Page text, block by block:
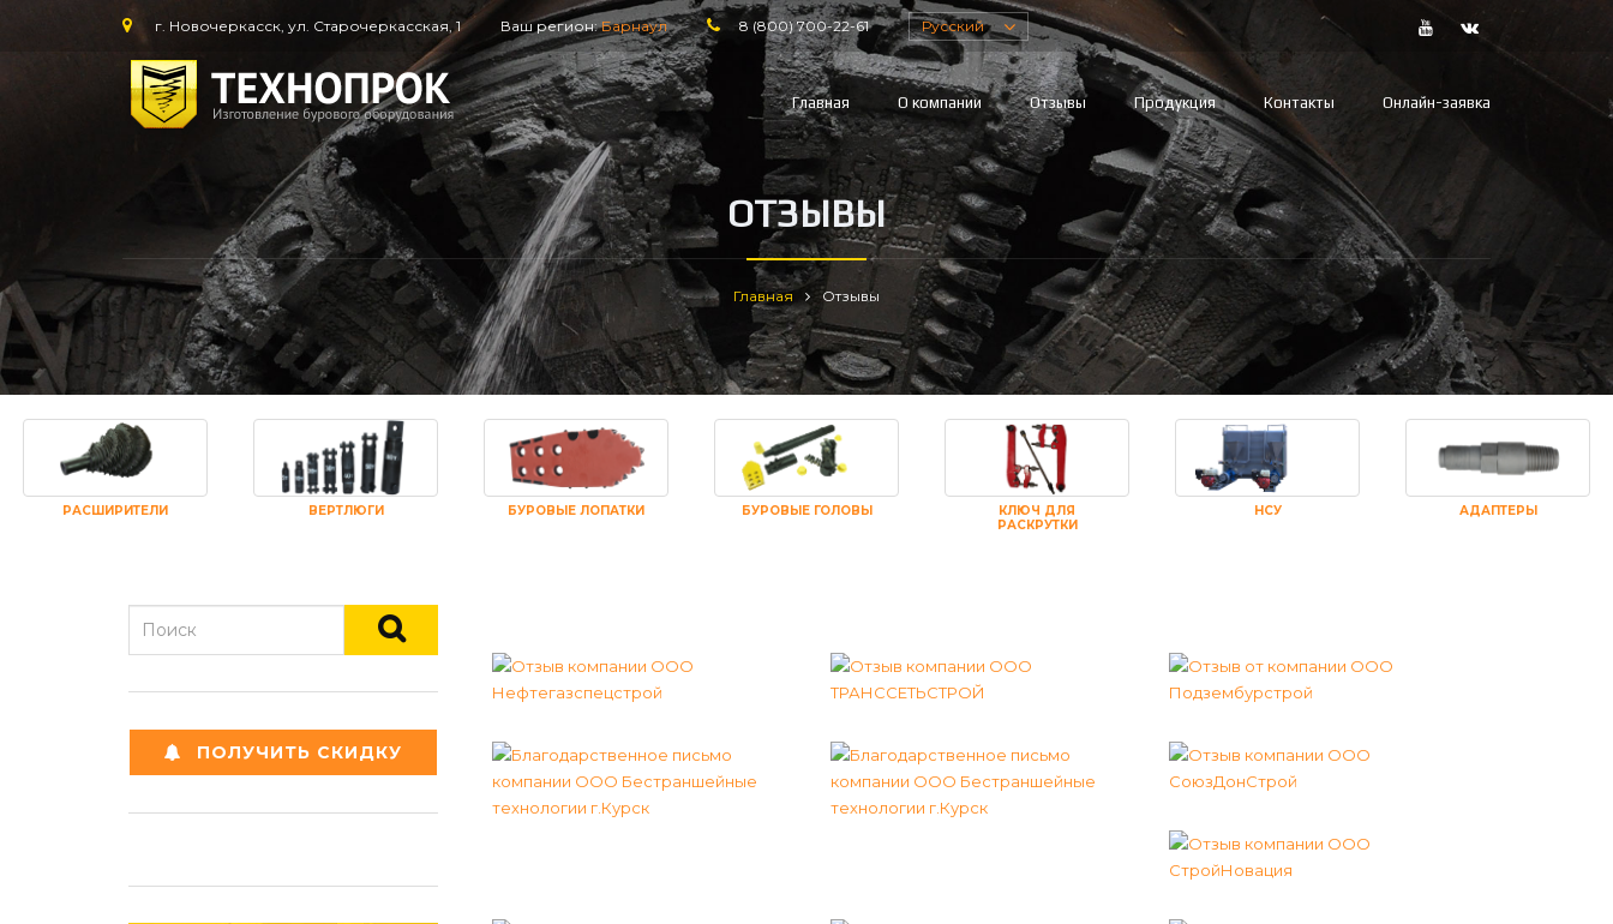
г. Новочеркасск, ул. Старочеркасская, 1 Ваш регион:Барнаул 8 (800) 700-22-61 Русский
Главная О компании Отзывы Продукция Контакты Онлайн-заявка
ОТЗЫВЫ
Главная Отзывы
РАСШИРИТЕЛИ ВЕРТЛЮГИ БУРОВЫЕ ЛОПАТКИ БУРОВЫЕ ГОЛОВЫ
КЛЮЧ ДЛЯ
РАСКРУТКИ
НСУ АДАПТЕРЫ
ПОЛУЧИТЬ СКИДКУ